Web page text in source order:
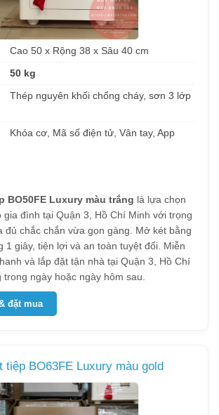
Cao 50 x Rộng 38 x Sâu 40 cm
50 kg
Thép nguyên khối chống cháy, sơn 3 lớp
Khóa cơ, Mã số điện tử, Vân tay, App
BO50FE Luxury màu trắng là lựa chọn
gia đình tại Quận 3, Hồ Chí Minh với trọng
đủ chắc chắn vừa gọn gàng. Mở két bằng
1 giây, tiện lợi và an toàn tuyệt đối. Miễn
và lắp đặt tận nhà tại Quận 3, Hồ Chí
trong ngày hoặc ngày hôm sau.
đặt mua
tiệp BO63FE Luxury màu gold